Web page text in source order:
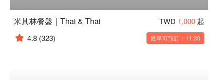
米其林餐盤｜Thai & Thai TWD 1,000 起
4.8 (323) 最早可預訂：11:30